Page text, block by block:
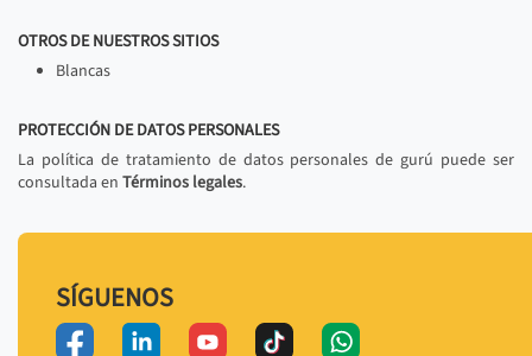
OTROS DE NUESTROS SITIOS
Blancas
PROTECCIÓN DE DATOS PERSONALES
La política de tratamiento de datos personales de gurú puede ser
consultada en Términos legales.
SÍGUENOS